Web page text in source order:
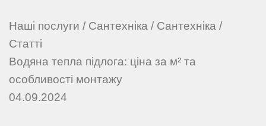
Наші послуги / Сантехніка / Сантехніка /
Статті
Водяна тепла підлога: ціна за м² та
особливості монтажу
04.09.2024